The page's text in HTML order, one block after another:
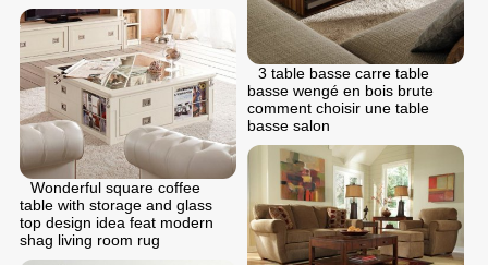
3 table basse carre table
basse wengé en bois brute
comment choisir une table
basse salon
Wonderful square coffee
table with storage and glass
top design idea feat modern
shag living room rug